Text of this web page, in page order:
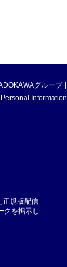
グループ
Information
正規版配信
クを掲示し